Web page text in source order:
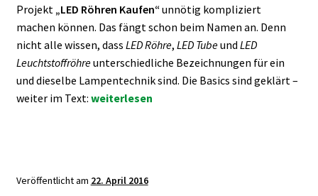
Projekt„LED Röhren Kaufen“unnötig kompliziert
machen können. Das fängt schon beim Namen an. Denn
nicht alle wissen, dass LED Röhre, LED Tubeund LED
Leuchtstoffröhreunterschiedliche Bezeichnungen für ein
und dieselbe Lampentechnik sind. Die Basics sind geklärt –
weiter im Text: Wie
Röhren
weiterlesen
Veröffentlicht am 22. April 2016